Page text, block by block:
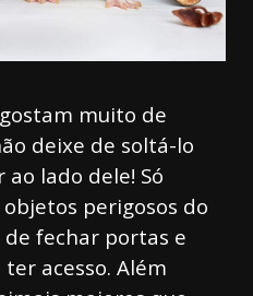
muito de
deixe de soltá-lo
lado dele! Só
perigosos do
fechar portas e
acesso. Além